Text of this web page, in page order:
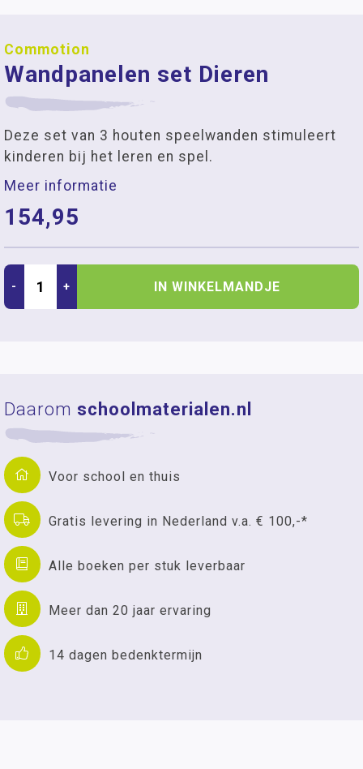
Commotion
Wandpanelen set Dieren
Deze set van 3 houten speelwanden stimuleert
kinderen bij het leren en spel.
Meer informatie
154,95
- + IN WINKELMANDJE
Daarom schoolmaterialen.nl
Voor school en thuis
Gratis levering in Nederland v.a. € 100,-*
Alle boeken per stuk leverbaar
Meer dan 20 jaar ervaring
14 dagen bedenktermijn